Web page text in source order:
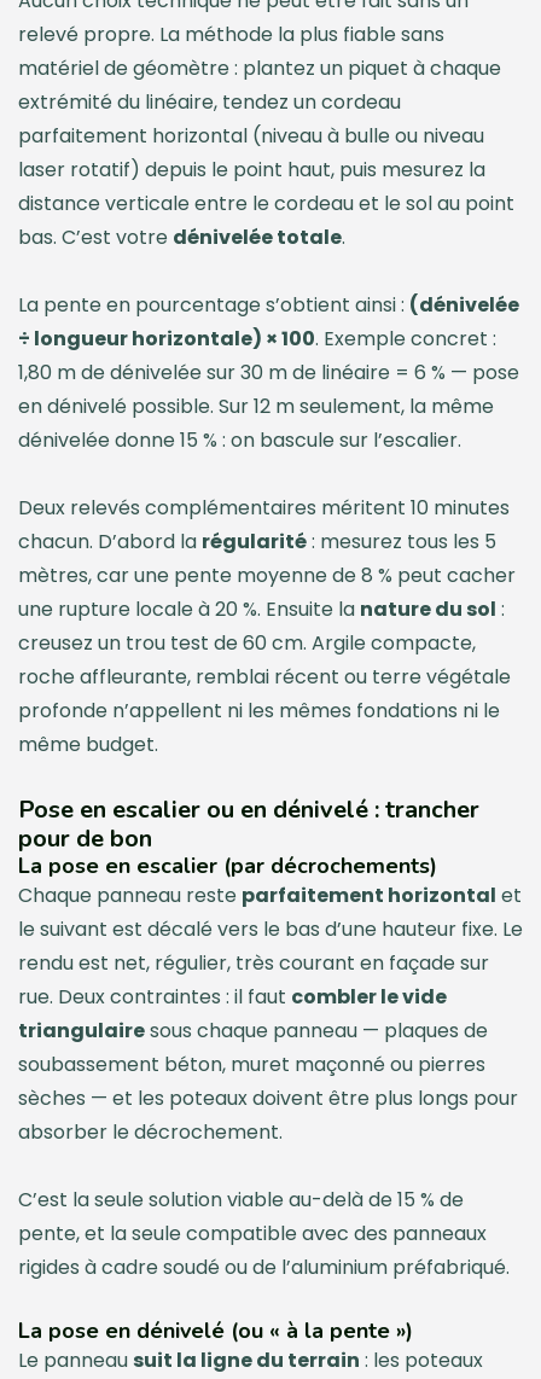
relevé propre. La méthode la plus fiable sans
matériel de géomètre : plantez un piquet à chaque
extrémité du linéaire, tendez un cordeau
parfaitement horizontal (niveau à bulle ou niveau
laser rotatif) depuis le point haut, puis mesurez la
distance verticale entre le cordeau et le sol au point
bas. C’est votre dénivelée totale.
La pente en pourcentage s’obtient ainsi : (dénivelée
÷ longueur horizontale) × 100. Exemple concret :
1,80 m de dénivelée sur 30 m de linéaire = 6 % — pose
en dénivelé possible. Sur 12 m seulement, la même
dénivelée donne 15 % : on bascule sur l’escalier.
Deux relevés complémentaires méritent 10 minutes
chacun. D’abord la régularité: mesurez tous les 5
mètres, car une pente moyenne de 8 % peut cacher
une rupture locale à 20 %. Ensuite la nature du sol :
creusez un trou test de 60 cm. Argile compacte,
roche affleurante, remblai récent ou terre végétale
profonde n’appellent ni les mêmes fondations ni le
même budget.
Pose en escalier ou en dénivelé : trancher
pour de bon
La pose en escalier (par décrochements)
Chaque panneau reste parfaitement horizontal et
le suivant est décalé vers le bas d’une hauteur fixe. Le
rendu est net, régulier, très courant en façade sur
rue. Deux contraintes : il faut combler le vide
triangulairesous chaque panneau — plaques de
soubassement béton, muret maçonné ou pierres
sèches — et les poteaux doivent être plus longs pour
absorber le décrochement.
C’est la seule solution viable au-delà de 15 % de
pente, et la seule compatible avec des panneaux
rigides à cadre soudé ou de l’aluminium préfabriqué.
La pose en dénivelé (ou « à la pente »)
Le panneau suit la ligne du terrain : les poteaux